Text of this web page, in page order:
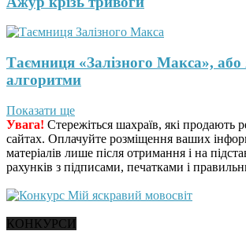
Таємниця «Залізного Макса»,
алгоритми
Показати ще
Увага! Стережіться шахраїв, які продають
сайтах. Оплачуйте розміщення ваших
матеріалів лише після отримання і на
рахунків з підписами, печатками і
КОНКУРСИ